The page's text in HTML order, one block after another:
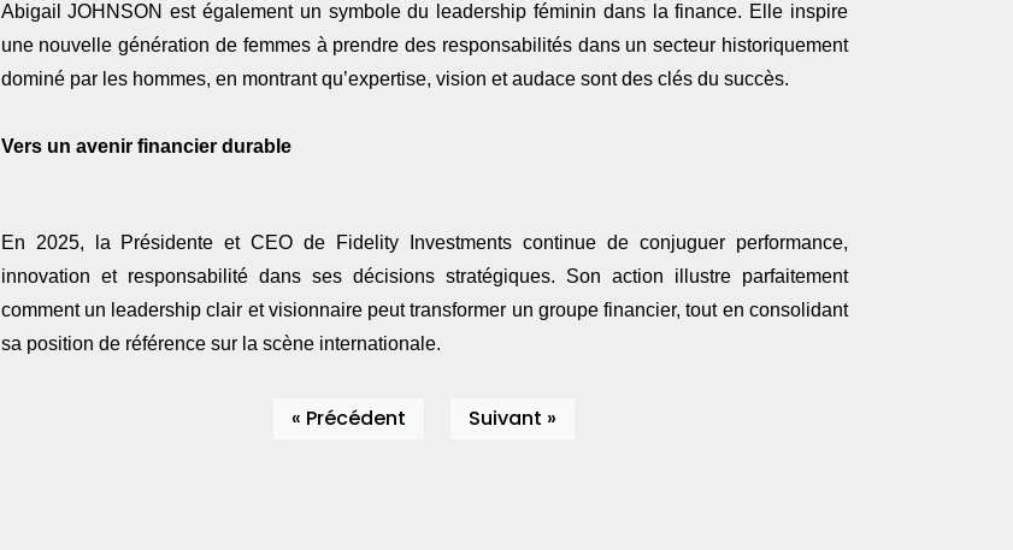
Abigail JOHNSON est également un symbole du leadership féminin dans la finance. Elle inspire
une nouvelle génération de femmes à prendre des responsabilités dans un secteur historiquement
dominé par les hommes, en montrant qu’expertise, vision et audace sont des clés du succès.
Vers un avenir financier durable
En 2025, la Présidente et CEO de Fidelity Investments continue de conjuguer performance,
innovation et responsabilité dans ses décisions stratégiques. Son action illustre parfaitement
comment un leadership clair et visionnaire peut transformer un groupe financier, tout en consolidant
sa position de référence sur la scène internationale.
« Précédent Suivant »